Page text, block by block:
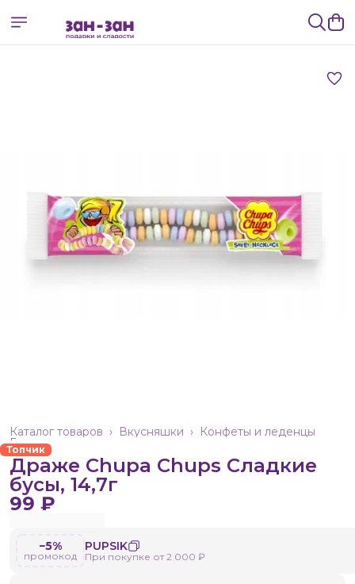
Конфеты и леденцы
Вкусняшки ›
Каталог товаров ›
Главная
Топчик
Драже Chupa Chups Сладкие
бусы, 14,7г
99 ₽
−5%
промокод
PUPSIK
При покупке от 2 000 ₽